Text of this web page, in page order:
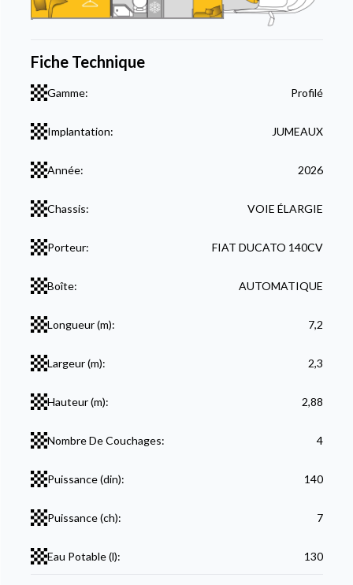
Fiche Technique
Gamme: Profilé
Implantation: JUMEAUX
Année: 2026
Chassis: VOIE ÉLARGIE
Porteur: FIAT DUCATO 140CV
Boîte: AUTOMATIQUE
Longueur (m): 7,2
Largeur (m): 2,3
Hauteur (m): 2,88
Nombre De Couchages: 4
Puissance (din): 140
Puissance (ch): 7
Eau Potable (l): 130